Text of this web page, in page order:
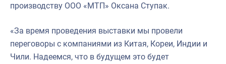
производству ООО «МТП» Оксана Ступак.
«За время проведения выставки мы провели
переговоры с компаниями из Китая, Кореи, Индии и
Чили. Надеемся, что в будущем это будет